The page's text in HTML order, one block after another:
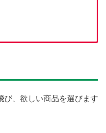
び、欲しい商品を選びます